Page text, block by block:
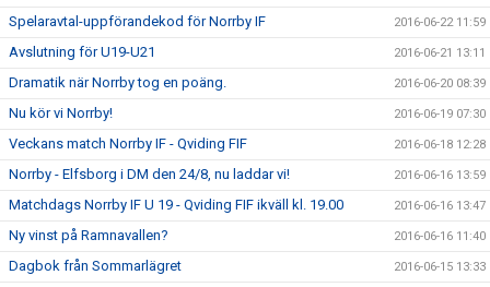
Spelaravtal-uppförandekod för Norrby IF 2016-06-22 11:59
Avslutning för U19-U21 2016-06-21 13:11
Dramatik när Norrby tog en poäng. 2016-06-20 08:39
Nu kör vi Norrby! 2016-06-19 07:30
Veckans match Norrby IF - Qviding FIF 2016-06-18 12:28
Norrby - Elfsborg i DM den 24/8, nu laddar vi! 2016-06-16 13:59
Matchdags Norrby IF U 19 - Qviding FIF ikväll kl. 19.00 2016-06-16 13:47
Ny vinst på Ramnavallen? 2016-06-16 11:40
Dagbok från Sommarlägret 2016-06-15 13:33